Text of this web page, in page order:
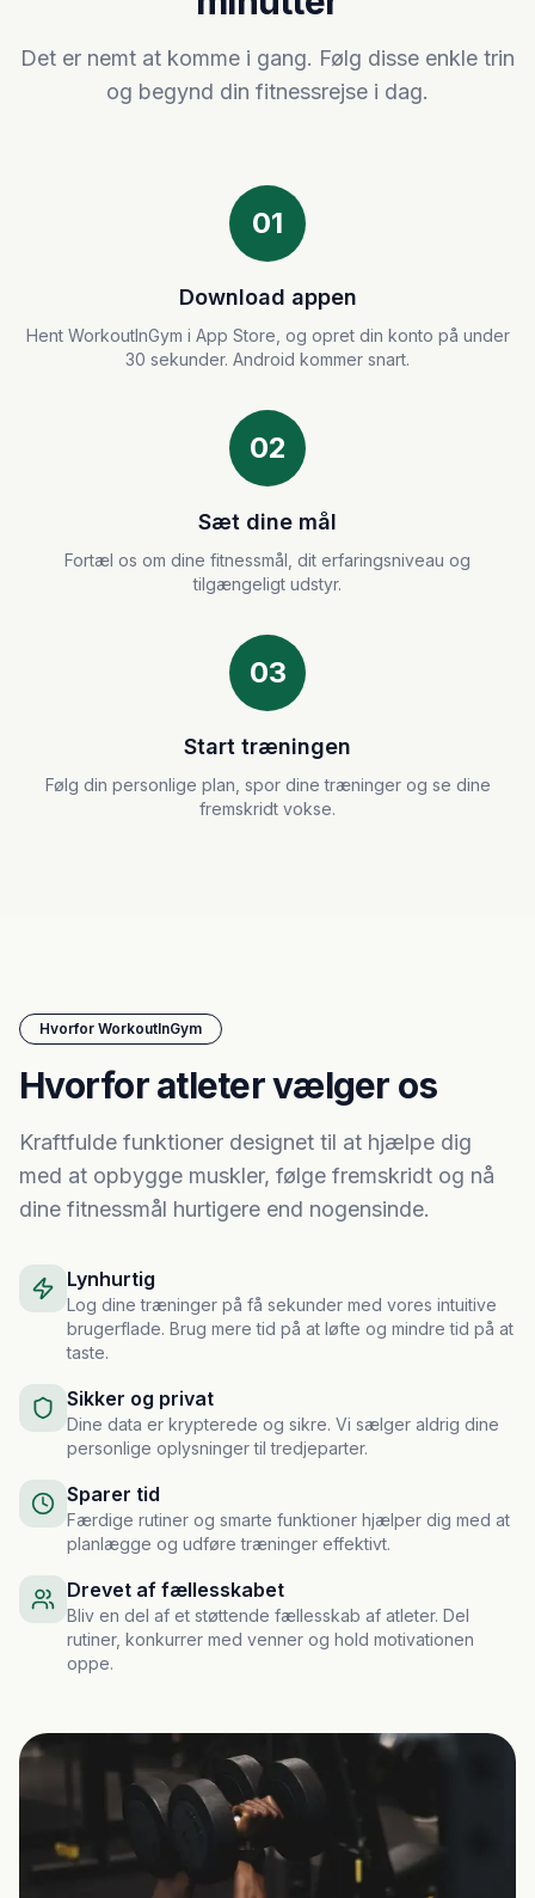
Det er nemt at komme i gang. Følg disse enkle trin
og begynd din fitnessrejse i dag.
01
Download appen
Hent WorkoutInGym i App Store, og opret din konto på under
30 sekunder. Android kommer snart.
02
Sæt dine mål
Fortæl os om dine fitnessmål, dit erfaringsniveau og
tilgængeligt udstyr.
03
Start træningen
Følg din personlige plan, spor dine træninger og se dine
fremskridt vokse.
Hvorfor WorkoutInGym
Hvorfor atleter vælger os
Kraftfulde funktioner designet til at hjælpe dig
med at opbygge muskler, følge fremskridt og nå
dine fitnessmål hurtigere end nogensinde.
Lynhurtig
Log dine træninger på få sekunder med vores intuitive
brugerflade. Brug mere tid på at løfte og mindre tid på at
taste.
Sikker og privat
Dine data er krypterede og sikre. Vi sælger aldrig dine
personlige oplysninger til tredjeparter.
Sparer tid
Færdige rutiner og smarte funktioner hjælper dig med at
planlægge og udføre træninger effektivt.
Drevet af fællesskabet
Bliv en del af et støttende fællesskab af atleter. Del
rutiner, konkurrer med venner og hold motivationen
oppe.